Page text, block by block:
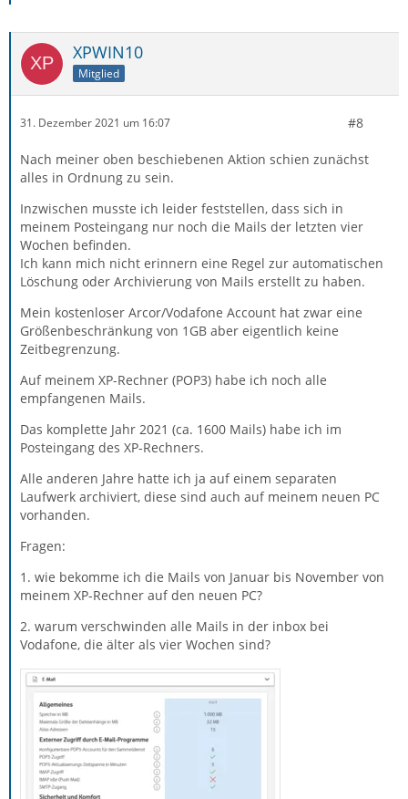
XPWIN10
Mitglied
31. Dezember 2021 um 16:07 #8
Nach meiner oben beschiebenen Aktion schien zunächst
alles in Ordnung zu sein.
Inzwischen musste ich leider feststellen, dass sich in
meinem Posteingang nur noch die Mails der letzten vier
Wochen befinden.
Ich kann mich nicht erinnern eine Regel zur automatischen
Löschung oder Archivierung von Mails erstellt zu haben.
Mein kostenloser Arcor/Vodafone Account hat zwar eine
Größenbeschränkung von 1GB aber eigentlich keine
Zeitbegrenzung.
Auf meinem XP-Rechner (POP3) habe ich noch alle
empfangenen Mails.
Das komplette Jahr 2021 (ca. 1600 Mails) habe ich im
Posteingang des XP-Rechners.
Alle anderen Jahre hatte ich ja auf einem separaten
Laufwerk archiviert, diese sind auch auf meinem neuen PC
vorhanden.
Fragen:
1. wie bekomme ich die Mails von Januar bis November von
meinem XP-Rechner auf den neuen PC?
2. warum verschwinden alle Mails in der inbox bei
Vodafone, die älter als vier Wochen sind?